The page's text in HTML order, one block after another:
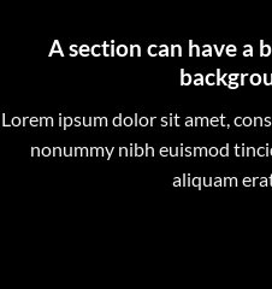
A section can have a
Lorem ipsum dolor sit amet,
nonummy nibh euismod
aliquam